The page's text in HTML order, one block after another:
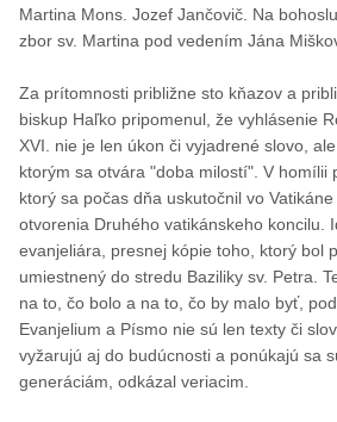
Martina Mons. Jozef Jančovič. Na
zbor sv. Martina pod vedením Jána
Za prítomnosti približne sto kňazov a
biskup Haľko pripomenul, že vyhlásenie
XVI. nie je len úkon či vyjadrené slovo,
ktorým sa otvára "doba milostí". V homílii
ktorý sa počas dňa uskutočnil vo
otvorenia Druhého vatikánskeho koncilu.
evanjeliára, presnej kópie toho, ktorý bol
umiestnený do stredu Baziliky sv. Petra.
na to, čo bolo a na to, čo by malo byť,
Evanjelium a Písmo nie sú len texty či
vyžarujú aj do budúcnosti a ponúkajú sa
generáciám, odkázal veriacim.